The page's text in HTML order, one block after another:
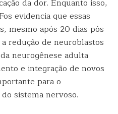
da dor. Enquanto isso,
evidencia que essas
mesmo após 20 dias pós
redução de neuroblastos
neurogênese adulta
e integração de novos
para o
sistema nervoso.